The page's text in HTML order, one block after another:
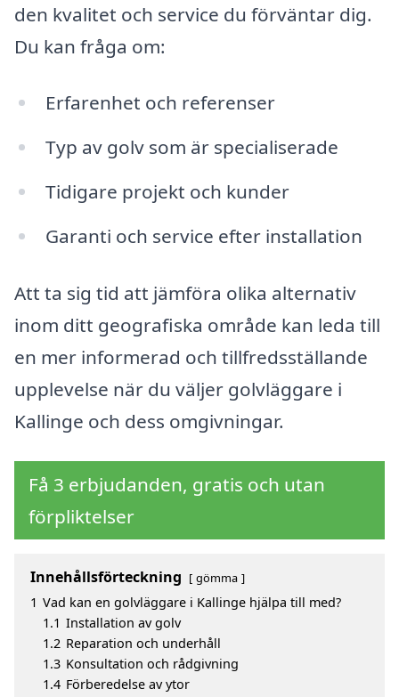
den kvalitet och service du förväntar dig.
Du kan fråga om:
Erfarenhet och referenser
Typ av golv som är specialiserade
Tidigare projekt och kunder
Garanti och service efter installation
Att ta sig tid att jämföra olika alternativ
inom ditt geografiska område kan leda till
en mer informerad och tillfredsställande
upplevelse när du väljer golvläggare i
Kallinge och dess omgivningar.
Få 3 erbjudanden, gratis och utan
förpliktelser
Innehållsförteckning gömma
1 Vad kan en golvläggare i Kallinge hjälpa till med?
1.1 Installation av golv
1.2 Reparation och underhåll
1.3 Konsultation och rådgivning
1.4 Förberedelse av ytor